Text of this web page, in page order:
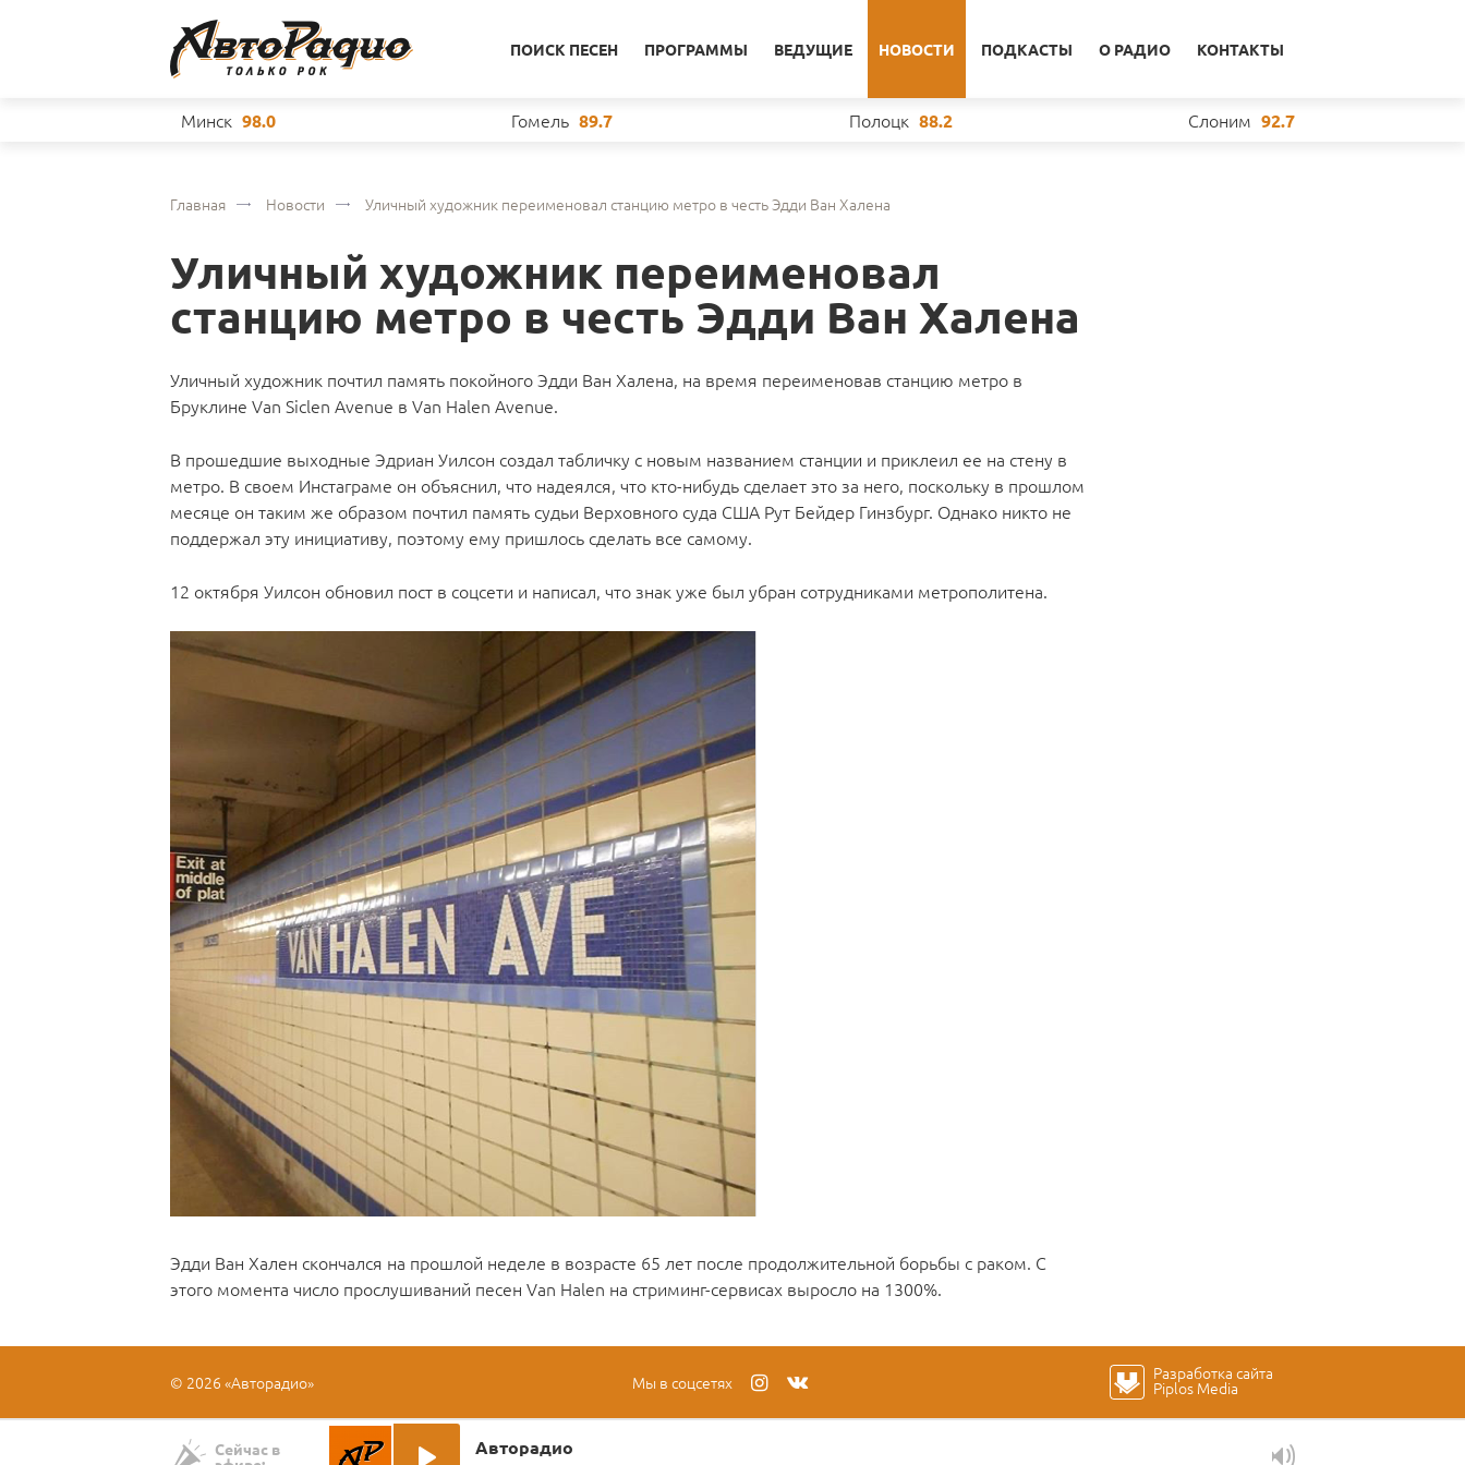
ПОИСК ПЕСЕН ПРОГРАММЫ ВЕДУЩИЕ НОВОСТИ ПОДКАСТЫ О РАДИО КОНТАКТЫ
Минск 98.0 Гомель 89.7 Полоцк 88.2 Слоним 92.7
Главная Новости Уличный художник переименовал станцию метро в честь Эдди Ван Халена
Уличный художник переименовал
станцию метро в честь Эдди Ван Халена
Уличный художник почтил память покойного Эдди Ван Халена, на время переименовав станцию метро в
Бруклине Van Siclen Avenue в Van Halen Avenue.
В прошедшие выходные Эдриан Уилсон создал табличку с новым названием станции и приклеил ее на стену в
метро. В своем Инстаграме он объяснил, что надеялся, что кто-нибудь сделает это за него, поскольку в прошлом
месяце он таким же образом почтил память судьи Верховного суда США Рут Бейдер Гинзбург. Однако никто не
поддержал эту инициативу, поэтому ему пришлось сделать все самому.
12 октября Уилсон обновил пост в соцсети и написал, что знак уже был убран сотрудниками метрополитена.
Эдди Ван Хален скончался на прошлой неделе в возрасте 65 лет после продолжительной борьбы с раком. С
этого момента число прослушиваний песен Van Halen на стриминг-сервисах выросло на 1300%.
© 2026 «Авторадио» Мы в соцсетях Разработка сайта
Piplos Media
Сейчас в Авторадио